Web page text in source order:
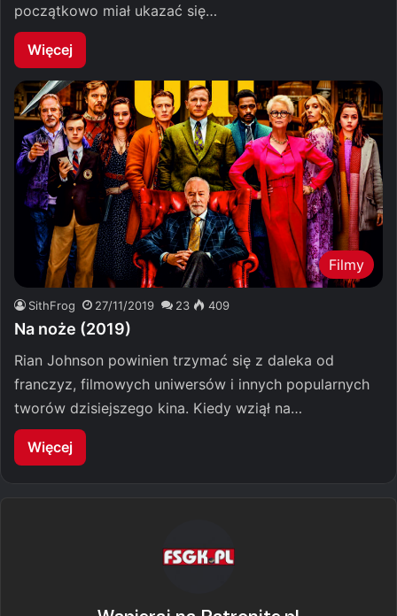
początkowo miał ukazać się…
Więcej
Filmy
SithFrog 27/11/2019 23 409
Na noże (2019)
Rian Johnson powinien trzymać się z daleka od
franczyz, filmowych uniwersów i innych popularnych
tworów dzisiejszego kina. Kiedy wziął na…
Więcej